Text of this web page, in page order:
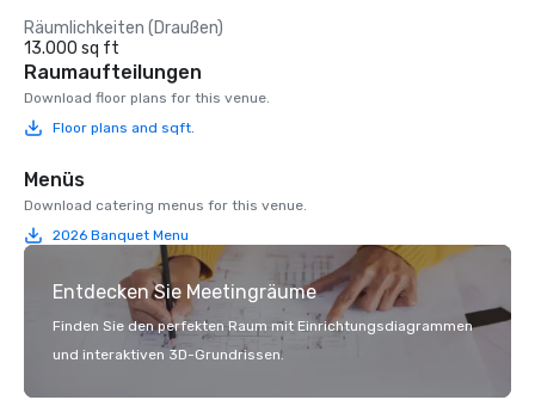
Räumlichkeiten (Draußen)
13.000 sq ft
Raumaufteilungen
Download floor plans for this venue.
Floor plans and sqft.
Menüs
Download catering menus for this venue.
2026 Banquet Menu
Entdecken Sie Meetingräume
Finden Sie den perfekten Raum mit Einrichtungsdiagrammen
und interaktiven 3D-Grundrissen.